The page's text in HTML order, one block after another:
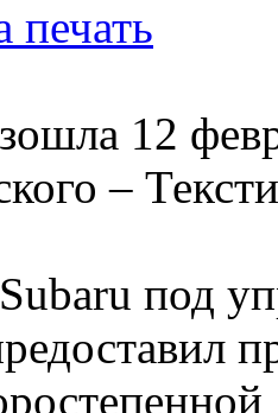
печать
12
–
под